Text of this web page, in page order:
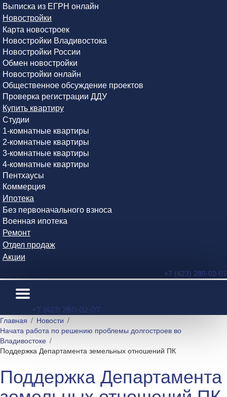
Выписка из ЕГРН онлайн
Новостройки
Карта новостроек
Новостройки Владивостока
Новостройки России
Обмен новостройки
Новостройки онлайн
Общественное обсуждение проектов
Проверка регистрации ДДУ
Купить квартиру
Студии
1-комнатные квартиры
2-комнатные квартиры
3-комнатные квартиры
4-комнатные квартиры
Пентхаусы
Коммерция
Ипотека
Без первоначального взноса
Военная ипотека
Ремонт
Отдел продаж
Акции
+7 (423) 280-02-07
+7 (423) 280-02-07
Главная
Новости
Начата работа по решению проблемы долгостроев во
Владивостоке
Поддержка Департамента земельных отношений ПК
Поддержка Департамента